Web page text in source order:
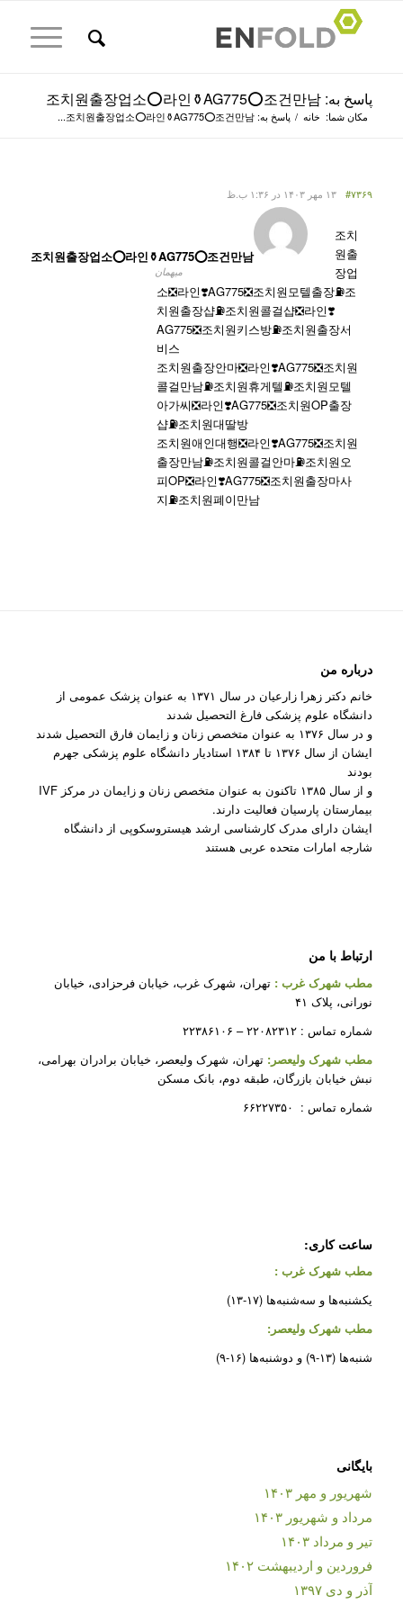
پاسخ به: 조치원출장업소⭕라인⚱️AG775​​​​​​​⭕조건만남
مکان شما: خانه / پاسخ به: 조치원출장업소⭕라인⚱️AG775​​​​​​​⭕조건만남...
۱۳ مهر ۱۴۰۳ در ۱:۳۶ ب.ظ #۷۳۶۹
조치원출장업소⭕라인⚱️AG775​​​​​​​⭕조건만남
میهمان
조치
원출
장업
소❎라인❣️AG775​​​​​​​❎조치원모텔출장⛽조
치원출장샵⛽조치원콜걸샵❎라인❣️
AG775​​​​​​​❎조치원키스방⛽조치원출장서
비스
조치원출장안마❎라인❣️AG775​​​​​​​❎조치원
콜걸만남⛽조치원휴게텔⛽조치원모텔
아가씨❎라인❣️AG775​​​​​​​❎조치원OP출장
샵⛽조치원대딸방
조치원애인대행❎라인❣️AG775​​​​​​​❎조치원
출장만남⛽조치원콜걸안마⛽조치원오
피OP❎라인❣️AG775​​​​​​​❎조치원출장마사
지⛽조치원폐이만남
درباره من
خانم دکتر زهرا زارعیان در سال ۱۳۷۱ به عنوان پزشک عمومی از
دانشگاه علوم پزشکی فارغ التحصیل شدند
و در سال ۱۳۷۶ به عنوان متخصص زنان و زایمان فارق التحصیل شدند
ایشان از سال ۱۳۷۶ تا ۱۳۸۴ استادیار دانشگاه علوم پزشکی جهرم
بودند
و از سال ۱۳۸۵ تاکنون به عنوان متخصص زنان و زایمان در مرکز IVF
بیمارستان پارسیان فعالیت دارند.
ایشان دارای مدرک کارشناسی ارشد هیستروسکوپی از دانشگاه
شارجه امارات متحده عربی هستند
ارتباط با من
مطب شهرک غرب : تهران، شهرک غرب، خیابان فرحزادی، خیابان
نورانی، پلاک ۴۱
شماره تماس : ۲۲۰۸۲۳۱۲ – ۲۲۳۸۶۱۰۶
مطب شهرک ولیعصر: تهران، شهرک ولیعصر، خیابان برادران بهرامی،
نبش خیابان بازرگان، طبقه دوم، بانک مسکن
شماره تماس : ۶۶۲۲۷۳۵۰
ساعت کاری:
مطب شهرک غرب :
یکشنبه‌ها و سه‌شنبه‌ها (۱۷-۱۳)
مطب شهرک ولیعصر:
شنبه‌ها (۱۳-۹) و دوشنبه‌ها (۱۶-۹)
بایگانی
شهریور و مهر ۱۴۰۳
مرداد و شهریور ۱۴۰۳
تیر و مرداد ۱۴۰۳
فروردین و اردیبهشت ۱۴۰۲
آذر و دی ۱۳۹۷